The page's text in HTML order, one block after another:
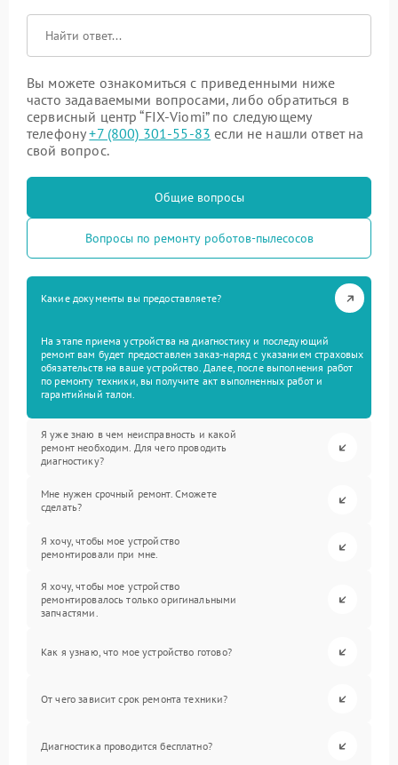
Вы можете ознакомиться с приведенными ниже
часто задаваемыми вопросами, либо обратиться в
сервисный центр “FIX-Viomi” по следующему
телефону+7 (800) 301-55-83 если не нашли ответ на
свой вопрос.
Общие вопросы
Вопросы по ремонту роботов-пылесосов
Какие документы вы предоставляете?
На этапе приема устройства на диагностику и последующий
ремонт вам будет предоставлен заказ-наряд с указанием страховых
обязательств на ваше устройство. Далее, после выполнения работ
по ремонту техники, вы получите акт выполненных работ и
гарантийный талон.
Я уже знаю в чем неисправность и какой
ремонт необходим. Для чего проводить
диагностику?
Мне нужен срочный ремонт. Сможете
сделать?
Я хочу, чтобы мое устройство
ремонтировали при мне.
Я хочу, чтобы мое устройство
ремонтировалось только оригинальными
запчастями.
Как я узнаю, что мое устройство готово?
От чего зависит срок ремонта техники?
Диагностика проводится бесплатно?